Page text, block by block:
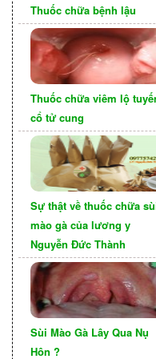
4.Hướng
chữa bệnh
Theo tây y phác đồ
các kháng sinh diệt
các trường hợp
công trong giai đoạn
Thuốc chữa bệnh lậu
Thuốc chữa viêm lộ
cổ tử cung
Sự thật về thuốc chữa
mào gà của lương y
Nguyễn Đức Thành
Sùi Mào Gà Lây Qua Nụ
Hôn ?